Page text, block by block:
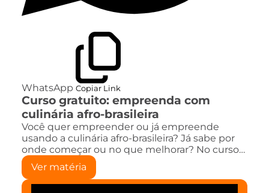
WhatsApp Copiar Link
Curso gratuito: empreenda com
culinária afro-brasileira
Você quer empreender ou já empreende
usando a culinária afro-brasileira? Já sabe por
onde começar ou no que melhorar? No curso…
Ver matéria